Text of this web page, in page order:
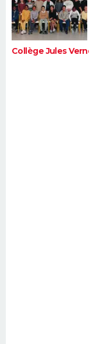
FORUM
Bricolage
Lifestyle
Culture
Sport
Auto
Television
Voyage
Cinema
Collège Jules